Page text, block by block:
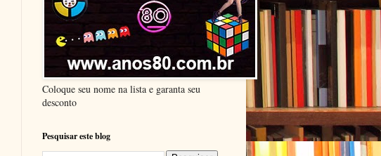
Coloque seu nome na lista e garanta seu
desconto
Pesquisar este blog